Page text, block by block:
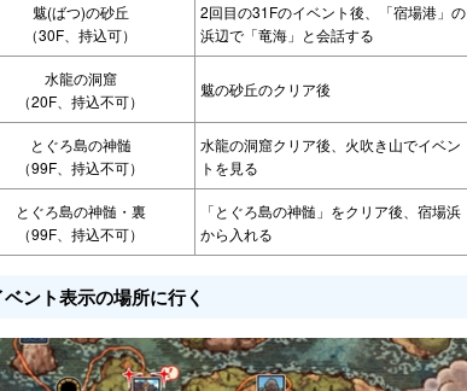
魃(ばつ)の砂丘
（30F、持込可）
2回目の31Fのイベント後、「宿場港」の
浜辺で「竜海」と会話する
水龍の洞窟
（20F、持込不可）
魃の砂丘のクリア後
とぐろ島の神髄
（99F、持込不可）
水龍の洞窟クリア後、火吹き山でイベン
トを見る
とぐろ島の神髄・裏
（99F、持込不可）
「とぐろ島の神髄」をクリア後、宿場浜
から入れる
ント表示の場所に行く